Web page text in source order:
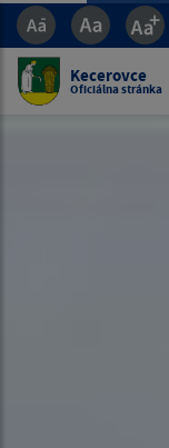
Kecerovce
Oficiálna stránka